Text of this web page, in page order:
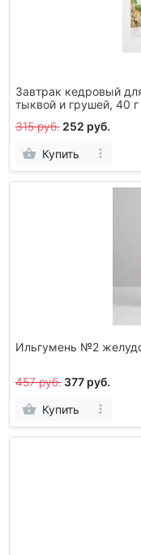
Завтрак кедровый
тыквой и грушей, 40 г
315 руб. 252 руб.
Купить
Ильгумень №2
457 руб. 377 руб.
Купить